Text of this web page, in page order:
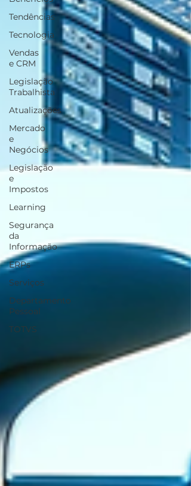
Tendências
Tecnologia
Vendas
e CRM
Legislação
Trabalhista
Atualizações
Mercado
e
Negócios
Legislação
e
Impostos
Learning
Segurança
da
Informação
ERPs
Serviços
Departamento
Pessoal
TOTVS